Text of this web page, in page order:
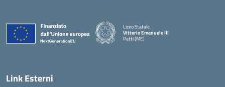
Liceo Statale
Vittorio Emanuele III
Patti (ME)
Link Esterni